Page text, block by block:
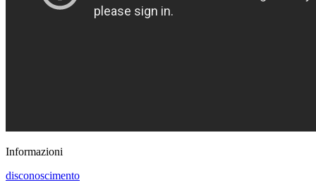
Informazioni
disconoscimento